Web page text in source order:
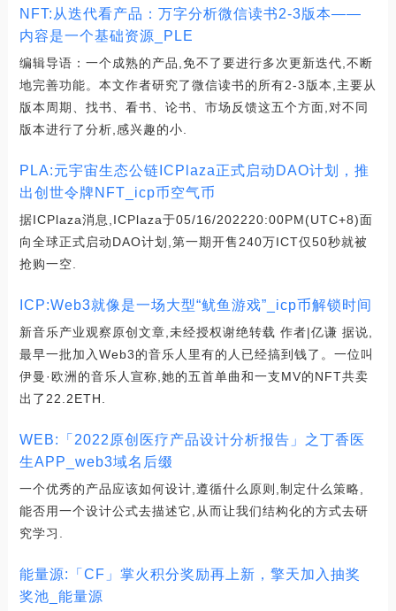
NFT:从迭代看产品：万字分析微信读书2-3版本——
内容是一个基础资源_PLE
编辑导语：一个成熟的产品,免不了要进行多次更新迭代,不断
地完善功能。本文作者研究了微信读书的所有2-3版本,主要从
版本周期、找书、看书、论书、市场反馈这五个方面,对不同
版本进行了分析,感兴趣的小.
PLA:元宇宙生态公链ICPlaza正式启动DAO计划，推
出创世令牌NFT_icp币空气币
据ICPlaza消息,ICPlaza于05/16/202220:00PM(UTC+8)面
向全球正式启动DAO计划,第一期开售240万ICT仅50秒就被
抢购一空.
ICP:Web3就像是一场大型“鱿鱼游戏”_icp币解锁时间
新音乐产业观察原创文章,未经授权谢绝转载 作者|亿谦 据说,
最早一批加入Web3的音乐人里有的人已经搞到钱了。一位叫
伊曼·欧洲的音乐人宣称,她的五首单曲和一支MV的NFT共卖
出了22.2ETH.
WEB:「2022原创医疗产品设计分析报告」之丁香医
生APP_web3域名后缀
一个优秀的产品应该如何设计,遵循什么原则,制定什么策略,
能否用一个设计公式去描述它,从而让我们结构化的方式去研
究学习.
能量源:「CF」掌火积分奖励再上新，擎天加入抽奖
奖池_能量源